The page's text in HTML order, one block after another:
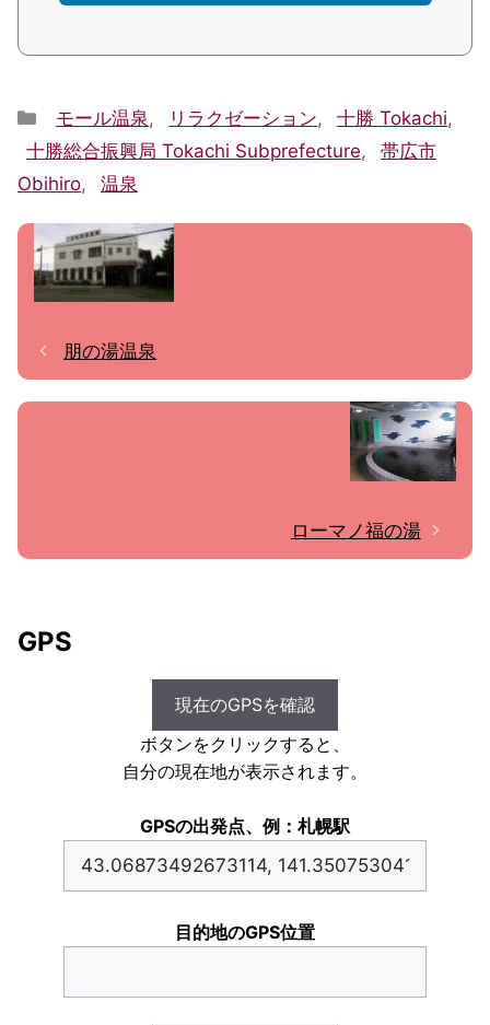
Categories
モール温泉 , リラクゼーション, 十勝 Tokachi,
十勝総合振興局 Tokachi Subprefecture,
帯広市
Obihiro, 温泉
朋の湯温泉
ローマノ福の湯
GPS
現在のGPSを確認
ボタンをクリックすると、
自分の現在地が表示されます。
GPSの出発点、例：札幌駅
目的地のGPS位置